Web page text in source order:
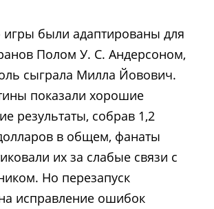
были адаптированы для
Полом У. С. Андерсоном,
сыграла Милла Йовович.
показали хорошие
результаты, собрав 1,2
в общем, фанаты
их за слабые связи с
Но перезапуск
исправление ошибок